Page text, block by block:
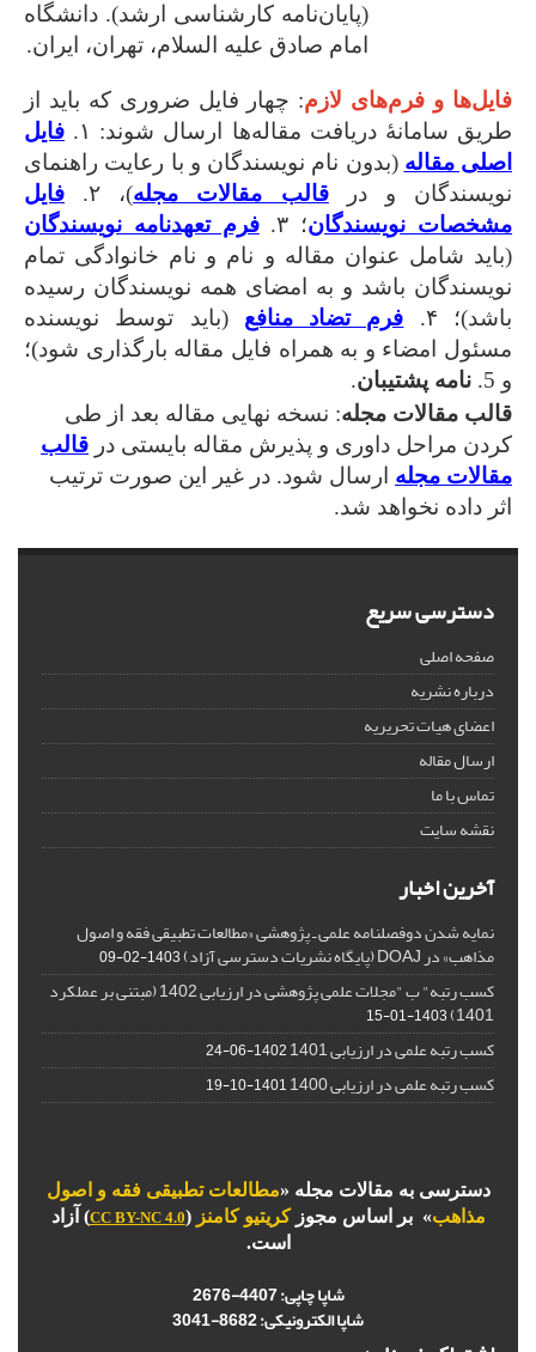
(پایان‌نامه کارشناسی ارشد). دانشگاه
امام صادق علیه السلام، تهران، ایران.
فایل‌ها و فرم‌های لازم: چهار فایل ضروری که باید از
طریق سامانۀ دریافت مقاله‌ها ارسال شوند: ۱.
فایل
اصلی مقاله (بدون نام نویسندگان و با رعایت راهنمای
نویسندگان و درقالب مقالات مجله)، ۲.
فایل
مشخصات نویسندگان؛ ۳.
فرم تعهدنامه نویسندگان
(باید شامل عنوان مقاله و نام و نام خانوادگی تمام
نویسندگان باشد و به امضای همه نویسندگان رسیده
باشد)؛ ۴.
فرم تضاد منافع (باید توسط نویسنده
مسئول امضاء و به همراه فایل مقاله بارگذاری شود)؛
و 5.
نامه پشتیبان.
قالب مقالات مجله: نسخه نهایی مقاله بعد از طی
کردن مراحل داوری و پذیرش مقاله بایستی در قالب
مقالات مجله ارسال شود. در غیر این صورت ترتیب
اثر داده نخواهد شد.
دسترسی سریع
صفحه اصلی
درباره نشریه
اعضای هیات تحریریه
ارسال مقاله
تماس با ما
نقشه سایت
آخرین اخبار
نمایه شدن دوفصلنامه علمی ـ پژوهشی «مطالعات تطبیقی فقه و اصول
مذاهب» در DOAJ (پایگاه نشریات دسترسی آزاد) 1403-02-09
کسب رتبه" ب "مجلات علمی پژوهشی در ارزیابی 1402 (مبتنی بر عملکرد
1401)
1403-01-15
کسب رتبه علمی در ارزیابی 1401 1402-06-24
کسب رتبه علمی در ارزیابی 1400 1401-10-19
دسترسی به مقالات مجله «مطالعات تطبیقی فقه و اصول
مذاهب» بر اساس مجوزکریتیو کامنز (
CC BY-NC 4.0) آزاد
است.
شاپا چاپی:4407-2676
شاپا الکترونیکی:3041-8682